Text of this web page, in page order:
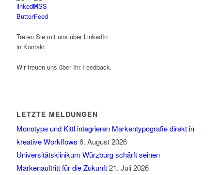
Treten Sie mit uns über LinkedIn
in Kontakt.
Wir freuen uns über Ihr Feedback.
LETZTE MELDUNGEN
Monotype und Kittl integrieren Markentypografie direkt in
kreative Workflows 6. August 2026
Universitätsklinikum Würzburg schärft seinen
Markenauftritt für die Zukunft 21. Juli 2026